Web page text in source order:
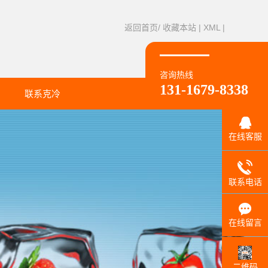
返回首页/ 收藏本站 | XML |
咨询热线
131-1679-8338
联系克冷
在线客服
联系电话
在线留言